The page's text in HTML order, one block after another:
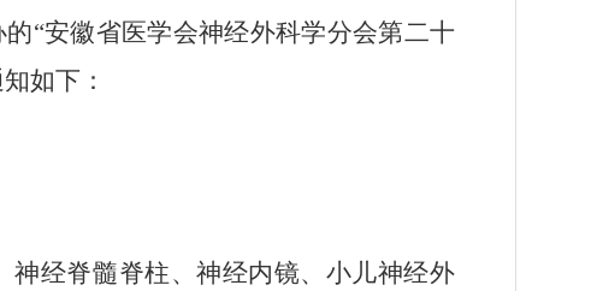
的“安徽省医学会神经外科学分会第二十
如下：
经脊髓脊柱、神经内镜、小儿神经外